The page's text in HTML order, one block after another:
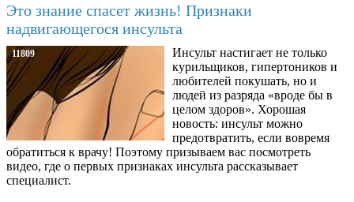
Это знание спасет жизнь! Признаки
надвигающегося инсульта
11809
Инсульт настигает не только
курильщиков, гипертоников и
любителей покушать, но и
людей из разряда «вроде бы в
целом здоров». Хорошая
новость: инсульт можно
предотвратить, если вовремя
обратиться к врачу! Поэтому призываем вас посмотреть
видео, где о первых признаках инсульта рассказывает
специалист.